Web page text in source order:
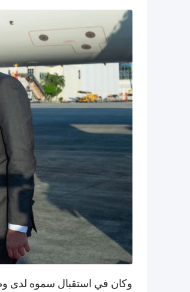
وكان في استقبال سموه لدى